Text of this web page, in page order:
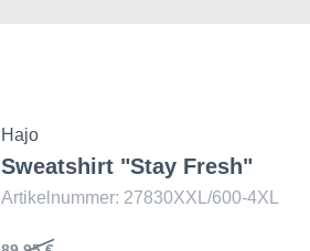
Hajo
Sweatshirt "Stay Fresh"
Artikelnummer: 27830XXL/600-4XL